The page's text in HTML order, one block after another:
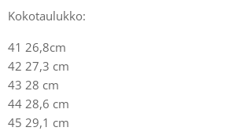
Kokotaulukko:
41 26,8cm
42 27,3 cm
43 28 cm
44 28,6 cm
45 29,1 cm